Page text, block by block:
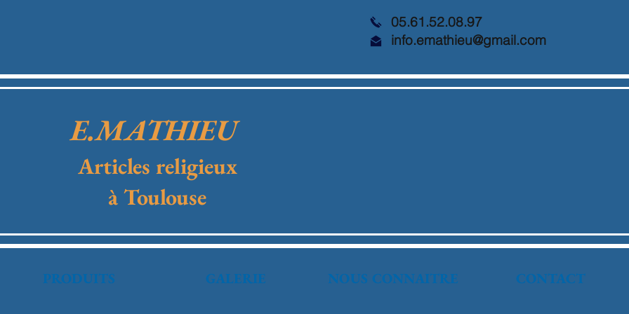
05.61.52.08.97
info.emathieu@gmail.com
E.MATHIEU
Articles religieux
à Toulouse
PRODUITS GALERIE NOUS CONNAITRE CONTACT